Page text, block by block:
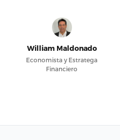
William Maldonado
Economista y Estratega
Financiero